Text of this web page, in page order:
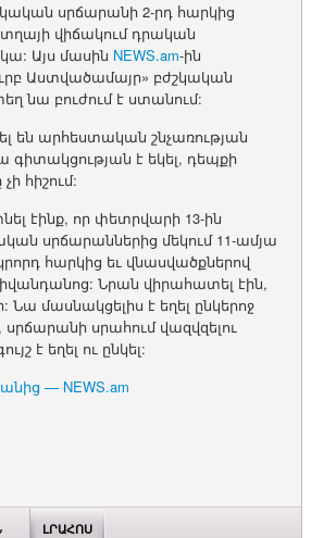
սրճարանի 2-րդ հարկից
վիճակում դրական
Այս մասին NEWS.am-ին
Աստվածամայր» բժշկական
նա բուժում է ստանում:
են արհեստական շնչառության
է եկել, դեպքի
հիշում:
էինք, որ փետրվարի 13-ին
սրճարաններից մեկում 11-ամյա
հարկից եւ վնասվածքներով
Նրան վիրահատել էին,
Նա մասնակցելիս է եղել ընկերոջ
սրահում վազվզելու
է եղել ու ընկել:
— NEWS.am
ԼՐԱՀՈՍ